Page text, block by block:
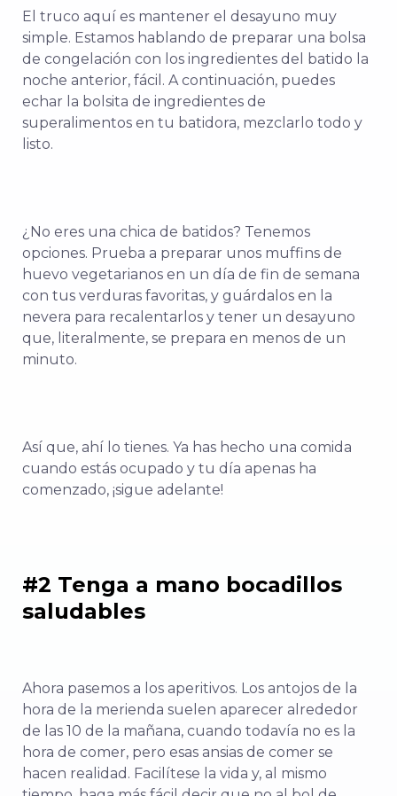
El truco aquí es mantener el desayuno muy
simple. Estamos hablando de preparar una bolsa
de congelación con los ingredientes del batido la
noche anterior, fácil. A continuación, puedes
echar la bolsita de ingredientes de
superalimentos en tu batidora, mezclarlo todo y
listo.
¿No eres una chica de batidos? Tenemos
opciones. Prueba a preparar unos muffins de
huevo vegetarianos en un día de fin de semana
con tus verduras favoritas, y guárdalos en la
nevera para recalentarlos y tener un desayuno
que, literalmente, se prepara en menos de un
minuto.
Así que, ahí lo tienes. Ya has hecho una comida
cuando estás ocupado y tu día apenas ha
comenzado, ¡sigue adelante!
#2 Tenga a mano bocadillos
saludables
Ahora pasemos a los aperitivos. Los antojos de la
hora de la merienda suelen aparecer alrededor
de las 10 de la mañana, cuando todavía no es la
hora de comer, pero esas ansias de comer se
hacen realidad. Facilítese la vida y, al mismo